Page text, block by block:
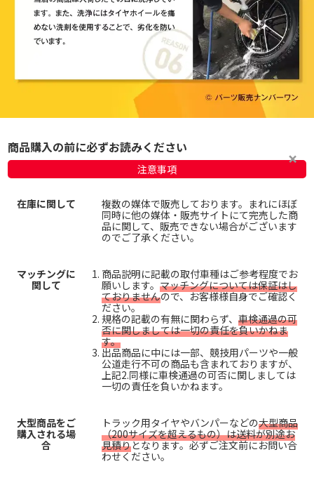
商品購入の前に必ずお読みください
注意事項
在庫に関して
複数の媒体で販売しております。まれにほぼ
同時に他の媒体・販売サイトにて完売した商
品に関して、販売できない場合がございます
のでご了承ください。
マッチングに
関して
商品説明に記載の取付車種はご参考程度でお
願いします。 マッチングについては保証はし
ておりませんので、お客様様自身でご確認く
ださい。
規格の記載の有無に関わらず、 車検通過の可
否に関しましては一切の責任を負いかねま
す。
出品商品に中には一部、競技用パーツや一般
公道走行不可の商品も含まれておりますが、
上記2.同様に車検通過の可否に関しましては
一切の責任を負いかねます。
大型商品をご
購入される場
合
トラック用タイヤやバンパーなどの大型商品
（200サイズを超えるもの）は送料が別途お
見積りとなります。必ずご注文前にお問い合
わせください。